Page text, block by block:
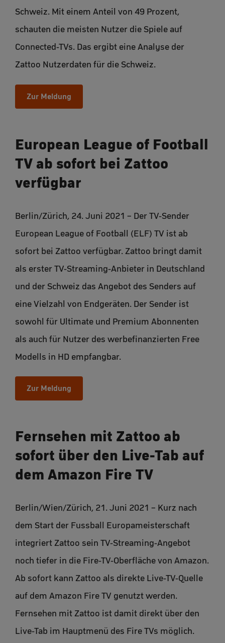
Schweiz. Mit einem Anteil von 49 Prozent,
schauten die meisten Nutzer die Spiele auf
Connected-TVs. Das ergibt eine Analyse der
Zattoo Nutzerdaten für die Schweiz.
Zur Meldung
European League of Football
TV ab sofort bei Zattoo
verfügbar
Berlin/Zürich, 24. Juni 2021 – Der TV-Sender
European League of Football (ELF) TV ist ab
sofort bei Zattoo verfügbar. Zattoo bringt damit
als erster TV-Streaming-Anbieter in Deutschland
und der Schweiz das Angebot des Senders auf
eine Vielzahl von Endgeräten. Der Sender ist
sowohl für Ultimate und Premium Abonnenten
als auch für Nutzer des werbefinanzierten Free
Modells in HD empfangbar.
Zur Meldung
Fernsehen mit Zattoo ab
sofort über den Live-Tab auf
dem Amazon Fire TV
Berlin/Wien/Zürich, 21. Juni 2021 – Kurz nach
dem Start der Fussball Europameisterschaft
integriert Zattoo sein TV-Streaming-Angebot
noch tiefer in die Fire-TV-Oberfläche von Amazon.
Ab sofort kann Zattoo als direkte Live-TV-Quelle
auf dem Amazon Fire TV genutzt werden.
Fernsehen mit Zattoo ist damit direkt über den
Live-Tab im Hauptmenü des Fire TVs möglich.